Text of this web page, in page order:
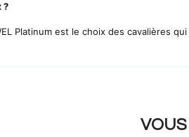
?
Platinum est le choix des
VOUS